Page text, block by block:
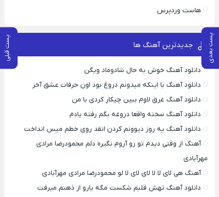
پست بعدی پست قبلی
هاست وردپرس
جدیدترین آهنگ ها
دانلود آهنگ خوش به حال شادوماد ویگن
دانلود آهنگ با اینکه میدونم دروغ بود اون حرفات عشق آخر
دانلود آهنگ غرق لاوم ببین چیکار کردی با من
دانلود آهنگ سخته واقعا دروغه بگم رفته یادم
دانلود آهنگ یه روز دیوونم کردن انقد روی خطم میس انداخت
آهنگ از وقتی دیدم تو رو آروم نگیره دلم محمودرضا مرادی
مهرآبادی
آهنگ هی لای لا لا لای لای لا لو محمودرضا مرادی مهرآبادی
دانلود آهنگ تهش قلبم شکست مگه یارو از ذهنم میرفت